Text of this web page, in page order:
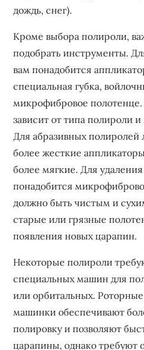
дождь‚ снег).
Кроме выбора полироли‚
подобрать инструменты.
вам понадобится
специальная губка‚
микрофибровое
зависит от типа полироли и
Для абразивных полиролей
более жесткие
более мягкие. Для
понадобится
должно быть чистым и
старые или грязные
появления новых царапин.
Некоторые полироли
специальных машин для
или орбитальных.
машинки обеспечивают
полировку и позволяют
царапины‚ однако требуют